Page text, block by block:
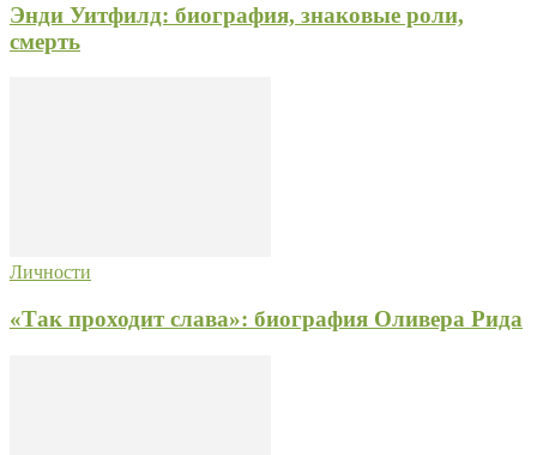
Энди Уитфилд: биография, знаковые роли,
смерть
Личности
«Так проходит слава»: биография Оливера Рида